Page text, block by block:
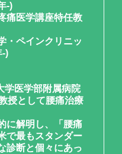
-)
痛医学講座特任教
・ペインクリニッ
-)
学医学部附属病院
授として腰痛治療
に解明し、「腰痛
で最もスタンダー
診断と個々にあっ